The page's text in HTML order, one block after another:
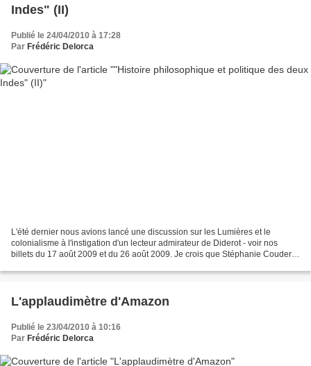
Indes" (II)
Publié le 24/04/2010 à 17:28
Par Frédéric Delorca
L'été dernier nous avions lancé une discussion sur les Lumières et le
colonialisme à l'instigation d'un lecteur admirateur de Diderot - voir nos
billets du 17 août 2009 et du 26 août 2009. Je crois que Stéphanie Couderc-
L'applaudimètre d'Amazon
Publié le 23/04/2010 à 10:16
Par Frédéric Delorca